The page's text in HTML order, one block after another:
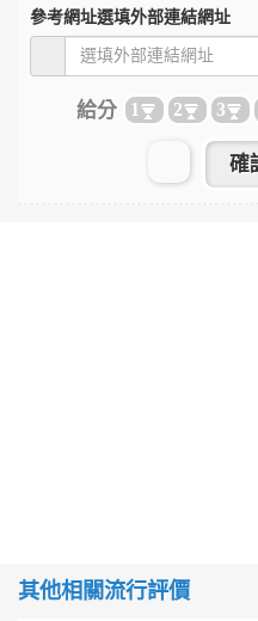
參考網址選填外部連結網址
給分 1 2 3
其他相關流行評價